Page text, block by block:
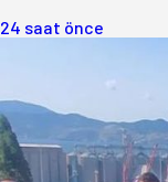
24 saat önce